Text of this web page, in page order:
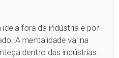
fora da indústria e por
A mentalidade vai na
dentro das indústrias.